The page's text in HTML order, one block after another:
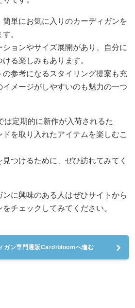
単にお気に入りのカーディガンを
。
ョンやサイズ展開があり、自分に
る楽しみもあります。
の参考になるスタイリング提案も充
メージがしやすいのも魅力の一つ
は定期的に新作が入荷されるた
を取り入れたアイテムを楽しむこ
つけるために、ぜひ訪れてみてく
ンに興味のある人はぜひサイトから
チェックしてみてください。
ガン専門通販Cardibloomへ進む